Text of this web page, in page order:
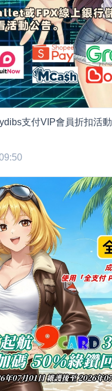
支付VIP會員折扣活動